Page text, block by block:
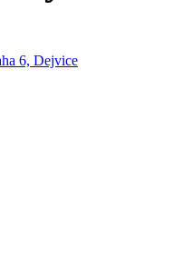
6, Dejvice